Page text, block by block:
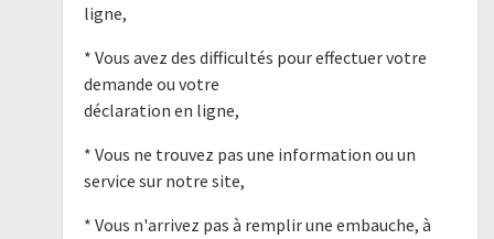
ligne,
* Vous avez des difficultés pour effectuer votre
demande ou votre
déclaration en ligne,
* Vous ne trouvez pas une information ou un
service sur notre site,
* Vous n'arrivez pas à remplir une embauche, à